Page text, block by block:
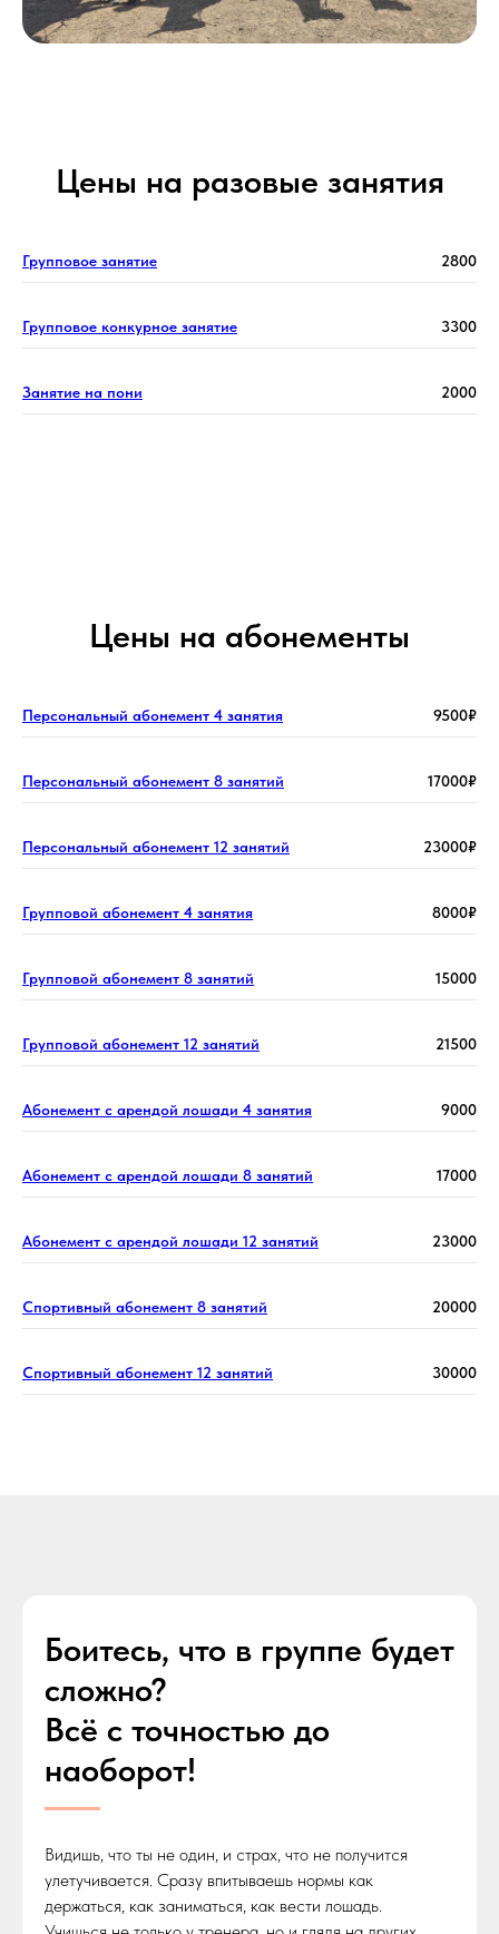
Цены на разовые занятия
Групповое занятие 2800
Групповое конкурное занятие 3300
Занятие на пони 2000
Цены на абонементы
Персональный абонемент 4 занятия 9500₽
Персональный абонемент 8 занятий 17000₽
Персональный абонемент 12 занятий 23000₽
Групповой абонемент 4 занятия 8000₽
Групповой абонемент 8 занятий 15000
Групповой абонемент 12 занятий 21500
Абонемент с арендой лошади 4 занятия 9000
Абонемент с арендой лошади 8 занятий 17000
Абонемент с арендой лошади 12 занятий 23000
Спортивный абонемент 8 занятий 20000
Спортивный абонемент 12 занятий 30000
Боитесь, что в группе будет
сложно?
Всё с точностью до
наоборот!
Видишь, что ты не один, и страх, что не получится
улетучивается. Сразу впитываешь нормы как
держаться, как заниматься, как вести лошадь.